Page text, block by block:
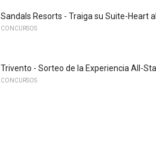
Sandals Resorts - Traiga su Suite-Heart
CONCURSOS
Trivento - Sorteo de la Experiencia All-
CONCURSOS